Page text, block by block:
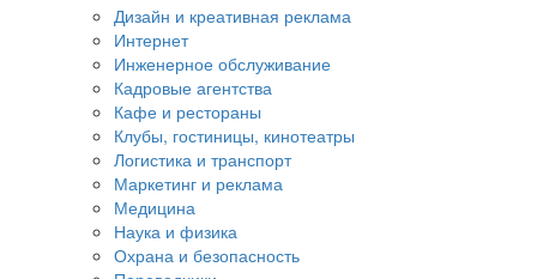
Дизайн и креативная реклама
Интернет
Инженерное обслуживание
Кадровые агентства
Кафе и рестораны
Клубы, гостиницы, кинотеатры
Логистика и транспорт
Маркетинг и реклама
Медицина
Наука и физика
Охрана и безопасность